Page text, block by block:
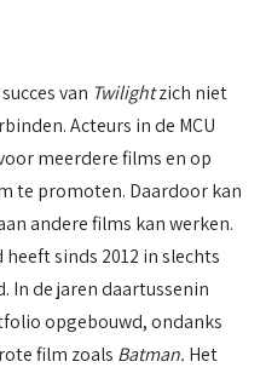
van Twilightzich niet
Acteurs in de MCU
meerdere films en op
te promoten. Daardoor kan
andere films kan werken.
sinds 2012 in slechts
In de jaren daartussenin
opgebouwd, ondanks
film zoals Batman. Het